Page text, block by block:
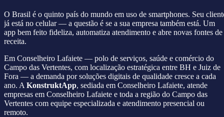
O Brasil é o quinto país do mundo em uso de smartphones. Seu
já está no celular — a questão é se a sua empresa também está. Um
app bem feito fideliza, automatiza atendimento e abre novas fontes de
receita.
Em Conselheiro Lafaiete — polo de serviços, saúde e comércio do
Campo das Vertentes, com localização estratégica entre BH e Juiz de
Fora — a demanda por soluções digitais de qualidade cresce a cada
ano. A KonstruktApp, sediada em Conselheiro Lafaiete, atende
empresas em Conselheiro Lafaiete e toda a região do Campo das
Vertentes com equipe especializada e atendimento presencial ou
remoto.